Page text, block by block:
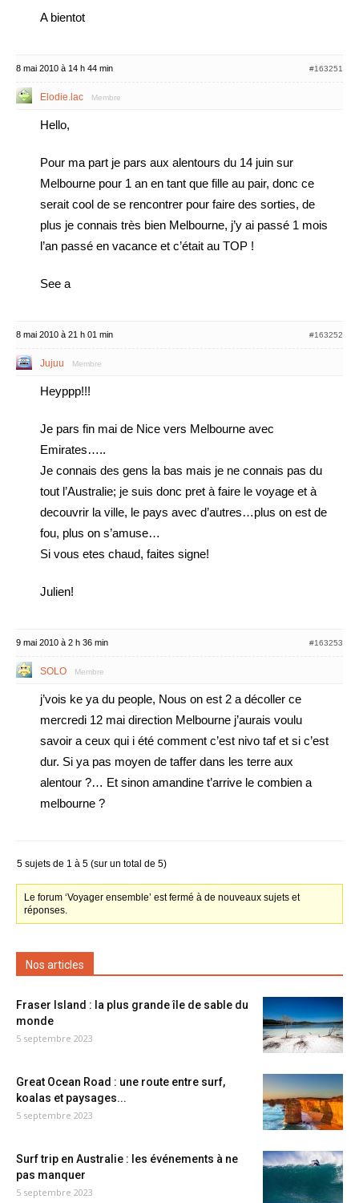
A bientot
8 mai 2010 à 14 h 44 min #163251
Elodie.lac Membre
Hello,
Pour ma part je pars aux alentours du 14 juin sur
Melbourne pour 1 an en tant que fille au pair, donc ce
serait cool de se rencontrer pour faire des sorties, de
plus je connais très bien Melbourne, j’y ai passé 1 mois
l’an passé en vacance et c’était au TOP !
See a
8 mai 2010 à 21 h 01 min #163252
Jujuu Membre
Heyppp!!!
Je pars fin mai de Nice vers Melbourne avec
Emirates…..
Je connais des gens la bas mais je ne connais pas du
tout l’Australie; je suis donc pret à faire le voyage et à
decouvrir la ville, le pays avec d’autres…plus on est de
fou, plus on s’amuse…
Si vous etes chaud, faites signe!
Julien!
9 mai 2010 à 2 h 36 min #163253
SOLO Membre
j’vois ke ya du people, Nous on est 2 a décoller ce
mercredi 12 mai direction Melbourne j’aurais voulu
savoir a ceux qui i été comment c’est nivo taf et si c’est
dur. Si ya pas moyen de taffer dans les terre aux
alentour ?… Et sinon amandine t’arrive le combien a
melbourne ?
5 sujets de 1 à 5 (sur un total de 5)
Le forum ‘Voyager ensemble’ est fermé à de nouveaux sujets et
réponses.
Nos articles
Fraser Island : la plus grande île de sable du
monde
5 septembre 2023
Great Ocean Road : une route entre surf,
koalas et paysages...
5 septembre 2023
Surf trip en Australie : les événements à ne
pas manquer
5 septembre 2023